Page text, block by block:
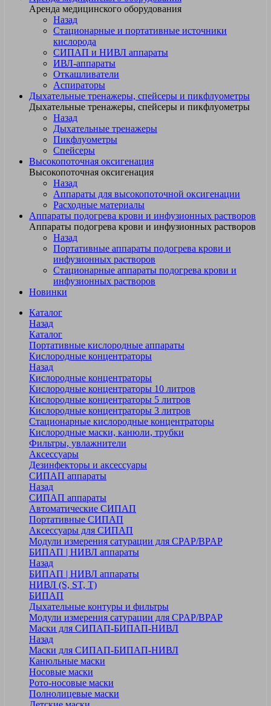
Аренда медицинского оборудования
Назад
Стационарные и портативные источники
кислорода
СИПАП и НИВЛ аппараты
ИВЛ-аппараты
Откашливатели
Аспираторы
Дыхательные тренажеры, спейсеры и пикфлуометры
Дыхательные тренажеры, спейсеры и пикфлуометры
Назад
Дыхательные тренажеры
Пикфлуометры
Спейсеры
Высокопоточная оксигенация
Высокопоточная оксигенация
Назад
Аппараты для высокопоточной оксигенации
Расходные материалы
Аппараты подогрева крови и инфузионных растворов
Аппараты подогрева крови и инфузионных растворов
Назад
Портативные аппараты подогрева крови и
инфузионных растворов
Стационарные аппараты подогрева крови и
инфузионных растворов
Новинки
Каталог
Назад
Каталог
Портативные кислородные аппараты
Кислородные концентраторы
Назад
Кислородные концентраторы
Кислородные концентраторы 10 литров
Кислородные концентраторы 5 литров
Кислородные концентраторы 3 литров
Стационарные кислородные концентраторы
Кислородные маски, канюли, трубки
Фильтры, увлажнители
Аксессуары
Дезинфекторы и аксессуары
СИПАП аппараты
Назад
СИПАП аппараты
Автоматические СИПАП
Портативные СИПАП
Аксессуары для СИПАП
Модули измерения сатурации для CPAP/BPAP
БИПАП | НИВЛ аппараты
Назад
БИПАП | НИВЛ аппараты
НИВЛ (S, ST, T)
БИПАП
Дыхательные контуры и фильтры
Модули измерения сатурации для CPAP/BPAP
Маски для СИПАП-БИПАП-НИВЛ
Назад
Маски для СИПАП-БИПАП-НИВЛ
Канюльные маски
Носовые маски
Рото-носовые маски
Полнолицевые маски